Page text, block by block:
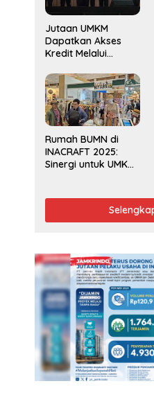
Jutaan UMKM
Dapatkan Akses
Kredit Melalui
Jamkrindo
Rumah BUMN di
INACRAFT 2025:
Sinergi untuk UMKM